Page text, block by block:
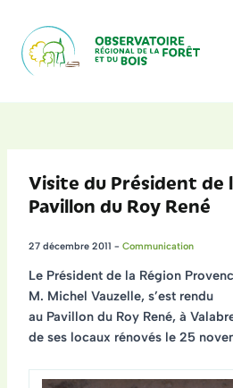
contenu
Visite du Président de
Pavillon du Roy René
27 décembre 2011 - Communication
Le Président de la Région
M. Michel Vauzelle, s’est rendu
au Pavillon du Roy René, à
de ses locaux rénovés le 25